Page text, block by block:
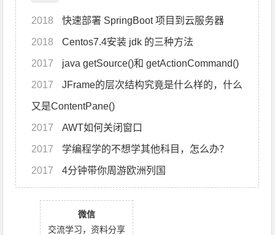
2018 快速部署 SpringBoot 项目到云服务器
2018 Centos7.4安装 jdk 的三种方法
2017 java getSource()和 getActionCommand()
2017 JFrame的层次结构究竟是什么样的，什么
又是ContentPane()
2017 AWT如何关闭窗口
2017 学编程学的不想学其他科目，怎么办？
2017 4分钟带你周游欧洲列国
微信
交流学习，资料分享